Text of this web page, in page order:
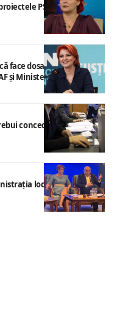
PSD, partidul se
face dosare cu șină.
și Ministerului de Finanțe
concediaţi, potrivit
locală trebuie